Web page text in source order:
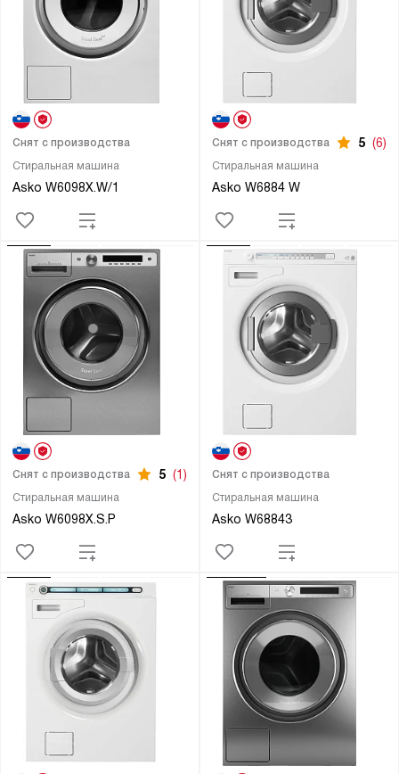
Стиральная машина
Asko W6098X.W/1
Снят с производства
Стиральная машина
Asko W6884 W
Снят с производства 5 (6)
Стиральная машина
Asko W6098X.S.P
Снят с производства 5 (1)
Стиральная машина
Asko W68843
Снят с производства